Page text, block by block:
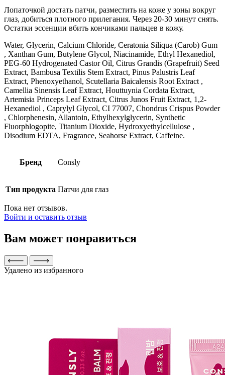
Лопаточкой достать патчи, разместить на коже у зоны вокруг
глаз, добиться плотного прилегания. Через 20-30 минут снять.
Остатки эссенции вбить кончиками пальцев в кожу.
Water, Glycerin, Calcium Chloride, Ceratonia Siliqua (Carob) Gum
, Xanthan Gum, Butylene Glycol, Niacinamide, Ethyl Hexanediol,
PEG-60 Hydrogenated Castor Oil, Citrus Grandis (Grapefruit) Seed
Extract, Bambusa Textilis Stem Extract, Pinus Palustris Leaf
Extract, Phenoxyethanol, Scutellaria Baicalensis Root Extract ,
Camellia Sinensis Leaf Extract, Houttuynia Cordata Extract,
Artemisia Princeps Leaf Extract, Citrus Junos Fruit Extract, 1,2-
Hexanediol , Caprylyl Glycol, CI 77007, Chondrus Crispus Powder
, Chlorphenesin, Allantoin, Ethylhexylglycerin, Synthetic
Fluorphlogopite, Titanium Dioxide, Hydroxyethylcellulose ,
Disodium EDTA, Fragrance, Seahorse Extract, Caffeine.
Бренд Consly
Тип продукта Патчи для глаз
Пока нет отзывов.
Войти и оставить отзыв
Вам может понравиться
Удалено из избранного